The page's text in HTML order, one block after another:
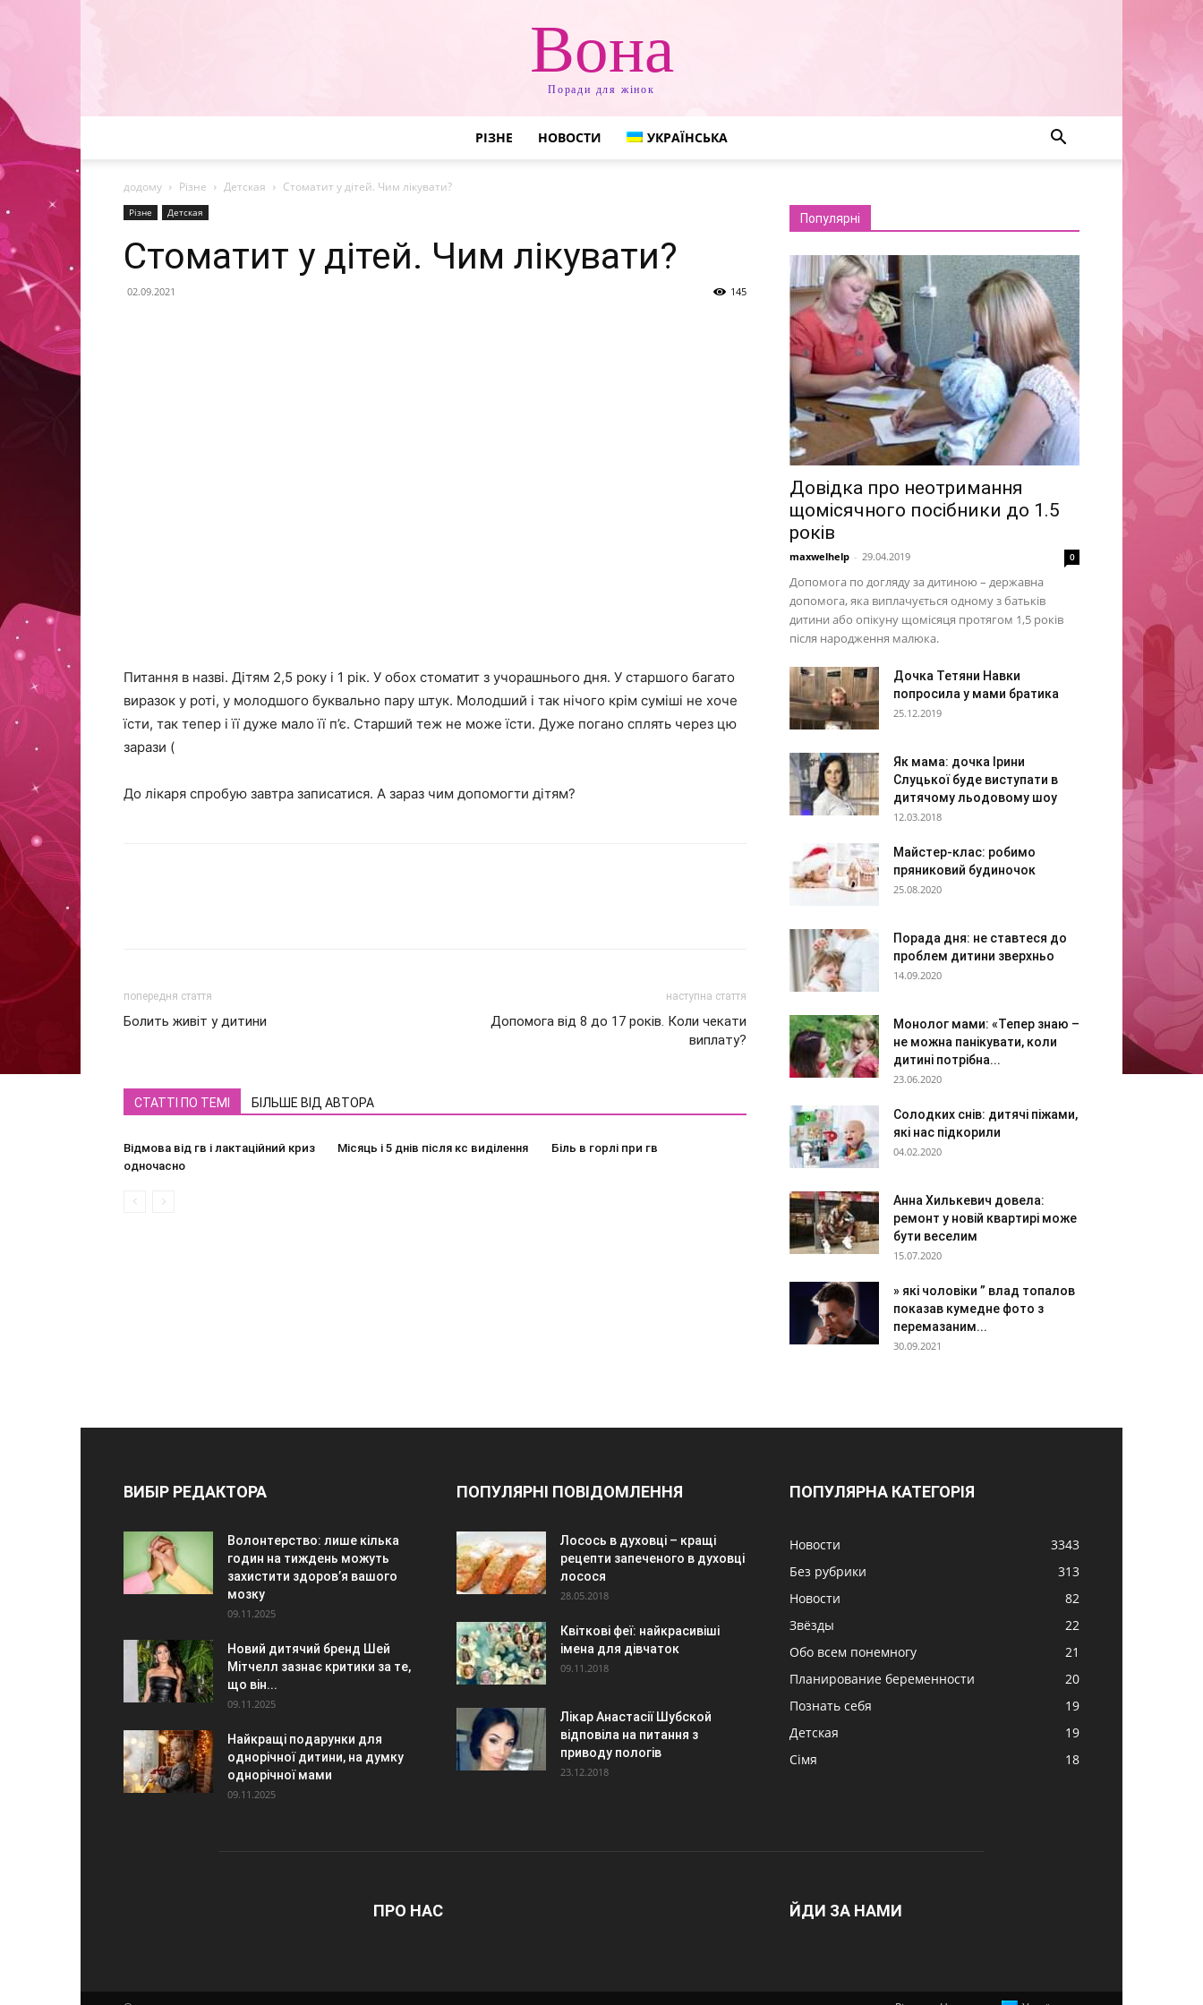
Вона
Поради для жінок
РІЗНЕ НОВОСТИ УКРАЇНСЬКА
додому Різне Детская Стоматит у дітей. Чим лікувати?
Різне Детская
Стоматит у дітей. Чим лікувати?
02.09.2021 145
Питання в назві. Дітям 2,5 року і 1 рік. У обох стоматит з учорашнього дня. У старшого багато
виразок у роті, у молодшого буквально пару штук. Молодший і так нічого крім суміші не хоче
їсти, так тепер і її дуже мало її п’є. Старший теж не може їсти. Дуже погано сплять через цю
зарази (
До лікаря спробую завтра записатися. А зараз чим допомогти дітям?
попередня стаття
Болить живіт у дитини
наступна стаття
Допомога від 8 до 17 років. Коли чекати
виплату?
СТАТТІ ПО ТЕМІ БІЛЬШЕ ВІД АВТОРА
Відмова від гв і лактаційний криз
одночасно
Місяць і 5 днів після кс виділення Біль в горлі при гв
Популярні
Довідка про неотримання
щомісячного посібники до 1.5
років
maxwelhelp - 29.04.2019 0
Допомога по догляду за дитиною – державна
допомога, яка виплачується одному з батьків
дитини або опікуну щомісяця протягом 1,5 років
після народження малюка.
Дочка Тетяни Навки
попросила у мами братика
25.12.2019
Як мама: дочка Ірини
Слуцької буде виступати в
дитячому льодовому шоу
12.03.2018
Майстер-клас: робимо
пряниковий будиночок
25.08.2020
Порада дня: не ставтеся до
проблем дитини зверхньо
14.09.2020
Монолог мами: «Тепер знаю –
не можна панікувати, коли
дитині потрібна...
23.06.2020
Солодких снів: дитячі піжами,
які нас підкорили
04.02.2020
Анна Хилькевич довела:
ремонт у новій квартирі може
бути веселим
15.07.2020
» які чоловіки ” влад топалов
показав кумедне фото з
перемазаним...
30.09.2021
ВИБІР РЕДАКТОРА
Волонтерство: лише кілька
годин на тиждень можуть
захистити здоров’я вашого
мозку
09.11.2025
Новий дитячий бренд Шей
Мітчелл зазнає критики за те,
що він...
09.11.2025
Найкращі подарунки для
однорічної дитини, на думку
однорічної мами
09.11.2025
ПОПУЛЯРНІ ПОВІДОМЛЕННЯ
Лосось в духовці – кращі
рецепти запеченого в духовці
лосося
28.05.2018
Квіткові феї: найкрасивіші
імена для дівчаток
09.11.2018
Лікар Анастасії Шубской
відповіла на питання з
приводу пологів
23.12.2018
ПОПУЛЯРНА КАТЕГОРІЯ
Новости
3343
Без рубрики
313
Новости
82
Звёзды
22
Обо всем понемногу
21
Планирование беременности
20
Познать себя
19
Детская
19
Сімя
18
ПРО НАС ЙДИ ЗА НАМИ